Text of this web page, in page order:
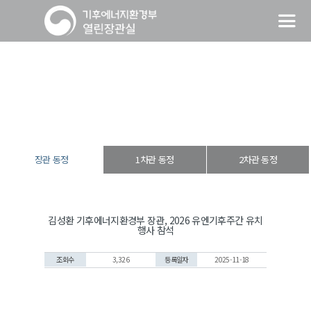
장관 동정 1차관 동정 2차관 동정
김성환 기후에너지환경부 장관, 2026 유엔기후주간 유치
행사 참석
조회수 3,326 등록일자 2025-11-18